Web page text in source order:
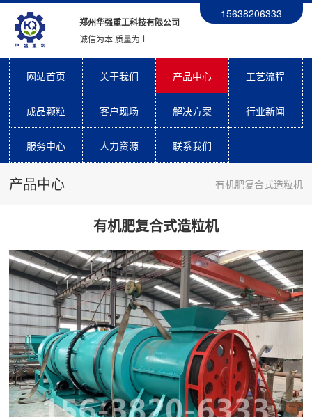
15638206333
郑州华强重工科技有限公司
诚信为本 质量为上
网站首页 关于我们 产品中心 工艺流程
成品颗粒 客户现场 解决方案 行业新闻
服务中心 人力资源 联系我们
产品中心 有机肥复合式造粒机
有机肥复合式造粒机